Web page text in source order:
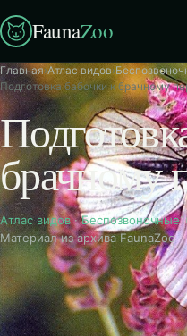
FaunaZoo
Главная›Атлас видов›
Подготовка бабочки к брачному
брачному
Атлас видов·Беспозвоночные
Материал из архива FaunaZoo